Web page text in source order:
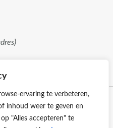
ervaring te verbeteren,
inhoud weer te geven en
"Alles accepteren" te